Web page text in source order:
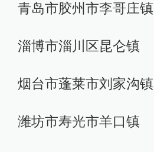
青岛市胶州市李哥庄镇
淄博市淄川区昆仑镇
烟台市蓬莱市刘家沟镇
潍坊市寿光市羊口镇